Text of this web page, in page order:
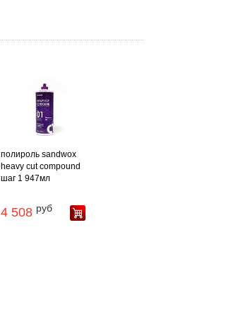
полироль sandwox
heavy cut compound
шаг 1 947мл
4 508 руб